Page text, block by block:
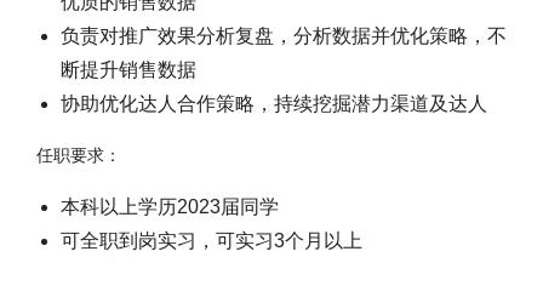
负责对推广效果分析复盘，分析数据并优化策略，不
断提升销售数据
协助优化达人合作策略，持续挖掘潜力渠道及达人
任职要求：
本科以上学历2023届同学
可全职到岗实习，可实习3个月以上